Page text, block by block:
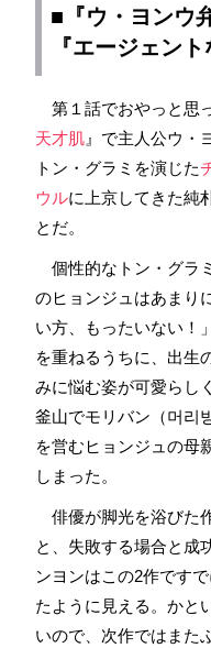
■『ウ・ヨンウ
『エージェン
第１話でおやっと思
天才肌 』で主人公ウ・
トン・グラミを演じた
ウルに上京してきた純
とだ。
個性的なトン・グラ
のヒョンジュはあまり
い方、もったいない！
を重ねるうちに、出生
みに悩む姿が可愛らし
釜山でモリバン（머리
を営むヒョンジュの母
しまった。
俳優が脚光を浴びた
と、失敗する場合と成
ンヨンはこの2作です
たように見える。かと
いので、次作ではまた